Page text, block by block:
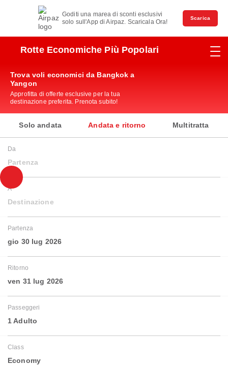
Goditi una marea di sconti esclusivi
solo sull'App di Airpaz. Scaricala Ora!
Scarica
Rotte Economiche Più Popolari
Trova voli economici da Bangkok a
Yangon
Approfitta di offerte esclusive per la tua
destinazione preferita. Prenota subito!
Solo andata Andata e ritorno Multitratta
Da
Partenza
A
Destinazione
Partenza
gio 30 lug 2026
Ritorno
ven 31 lug 2026
Passeggeri
1 Adulto
Class
Economy